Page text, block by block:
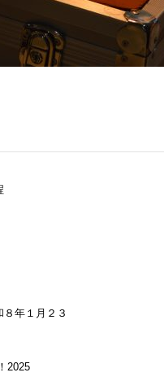
年１月２３
2025